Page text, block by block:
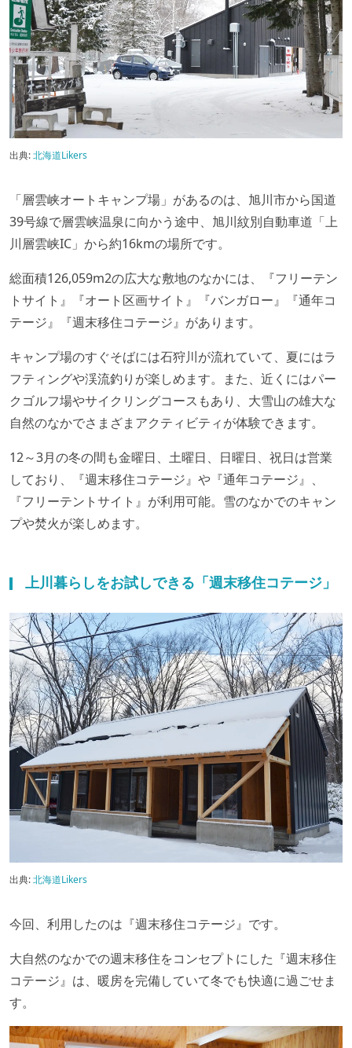
出典:北海道Likers
「層雲峡オートキャンプ場」があるのは、旭川市から国道
39号線で層雲峡温泉に向かう途中、旭川紋別自動車道「上
川層雲峡IC」から約16kmの場所です。
総面積126,059m2の広大な敷地のなかには、『フリーテン
トサイト』『オート区画サイト』『バンガロー』『通年コ
テージ』『週末移住コテージ』があります。
キャンプ場のすぐそばには石狩川が流れていて、夏にはラ
フティングや渓流釣りが楽しめます。また、近くにはパー
クゴルフ場やサイクリングコースもあり、大雪山の雄大な
自然のなかでさまざまアクティビティが体験できます。
12～3月の冬の間も金曜日、土曜日、日曜日、祝日は営業
しており、『週末移住コテージ』や『通年コテージ』、
『フリーテントサイト』が利用可能。雪のなかでのキャン
プや焚火が楽しめます。
上川暮らしをお試しできる「週末移住コテージ」
出典:北海道Likers
今回、利用したのは『週末移住コテージ』です。
大自然のなかでの週末移住をコンセプトにした『週末移住
コテージ』は、暖房を完備していて冬でも快適に過ごせま
す。